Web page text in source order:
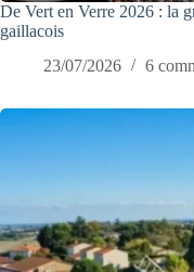
De Vert en Verre 2026 : la
gaillacois
23/07/2026
6